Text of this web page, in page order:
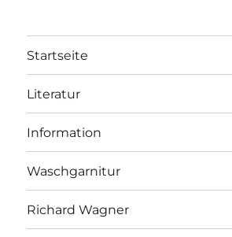
Startseite
Literatur
Information
Waschgarnitur
Richard Wagner